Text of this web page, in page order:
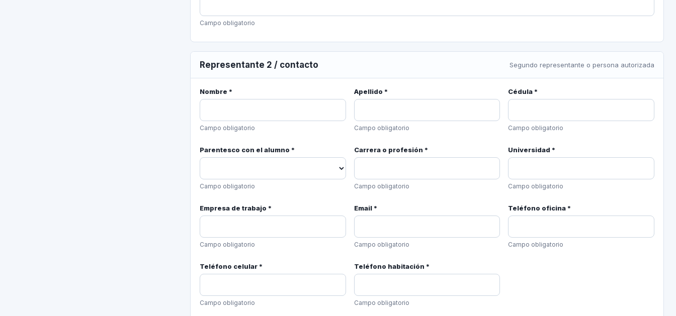
Campo obligatorio
Representante 2 / contacto Segundo representante o persona autorizada
Nombre *
Campo obligatorio
Apellido *
Campo obligatorio
Cédula *
Campo obligatorio
Parentesco con el alumno *
Campo obligatorio
Carrera o profesión *
Campo obligatorio
Universidad *
Campo obligatorio
Empresa de trabajo *
Campo obligatorio
Email *
Campo obligatorio
Teléfono oficina *
Campo obligatorio
Teléfono celular *
Campo obligatorio
Teléfono habitación *
Campo obligatorio